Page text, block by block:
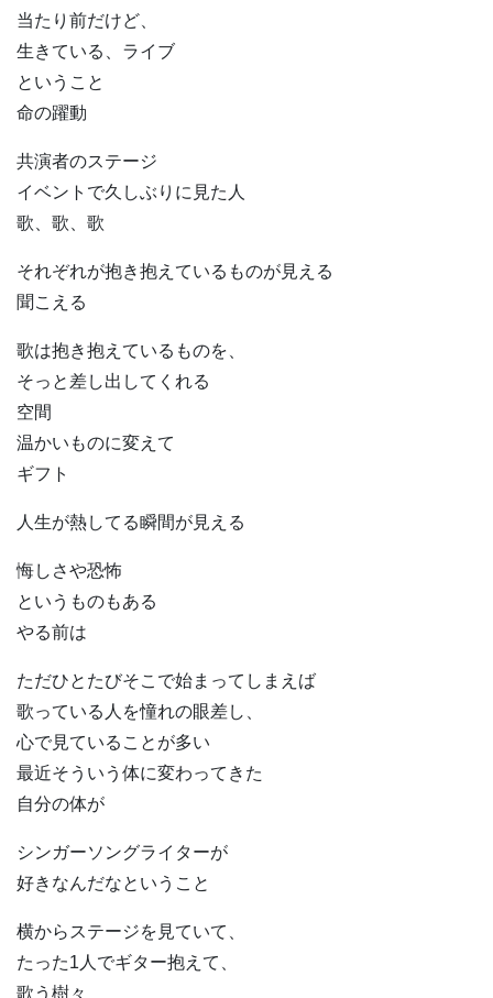
当たり前だけど、
生きている、ライブ
ということ
命の躍動
共演者のステージ
イベントで久しぶりに見た人
歌、歌、歌
それぞれが抱き抱えているものが見える
聞こえる
歌は抱き抱えているものを、
そっと差し出してくれる
空間
温かいものに変えて
ギフト
人生が熱してる瞬間が見える
悔しさや恐怖
というものもある
やる前は
ただひとたびそこで始まってしまえば
歌っている人を憧れの眼差し、
心で見ていることが多い
最近そういう体に変わってきた
自分の体が
シンガーソングライターが
好きなんだなということ
横からステージを見ていて、
たった1人でギター抱えて、
歌う樹々